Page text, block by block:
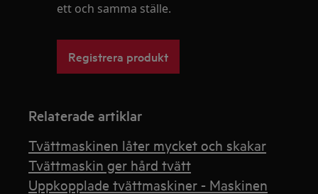
ett och samma ställe.
Registrera produkt
Relaterade artiklar
Tvättmaskinen låter mycket och skakar
Tvättmaskin ger hård tvätt
Uppkopplade tvättmaskiner - Maskinen